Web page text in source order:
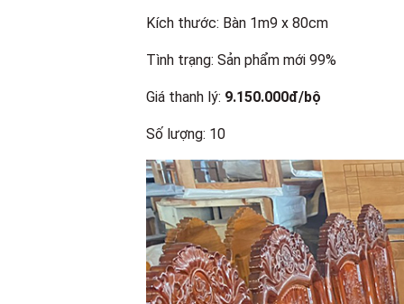
Kích thước: Bàn 1m9 x 80cm
Tình trạng: Sản phẩm mới 99%
Giá thanh lý: 9.150.000đ/bộ
Số lượng: 10